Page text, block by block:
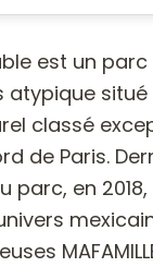
est un parc
situé
classé
de Paris.
parc, en